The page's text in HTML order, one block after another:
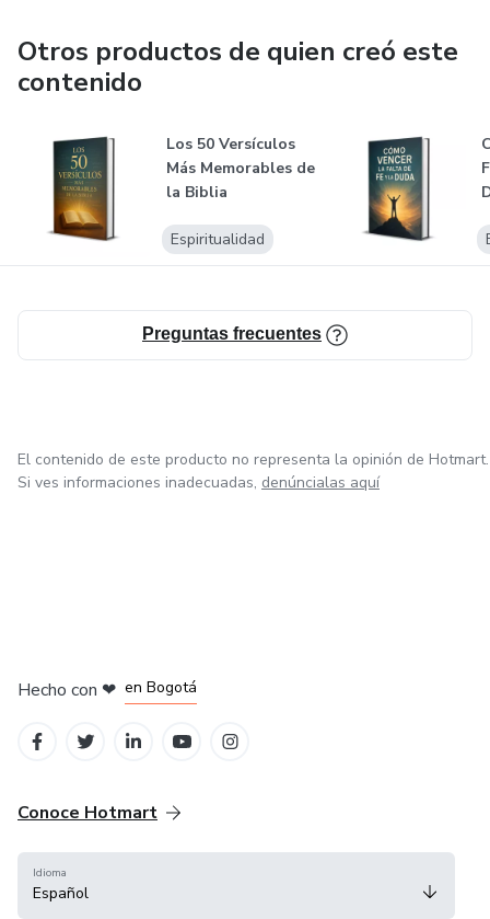
Otros productos de quien creó este
contenido
Los 50 Versículos
Más Memorables de
la Biblia
Espiritualidad
Preguntas frecuentes
El contenido de este producto no representa la opinión de Hotmart.
Si ves informaciones inadecuadas, denúncialas aquí
Hecho con ❤ en Bogotá
Conoce Hotmart
Idioma
Español